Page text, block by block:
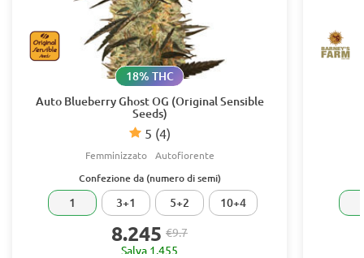
Auto Blueberry Ghost OG (Original Sensible
Seeds)
5 (4)
18% THC
Femminizzato Autofiorente
Confezione da (numero di semi)
1 3+1 5+2 10+4
8.245 €9.7
Salva 1.455